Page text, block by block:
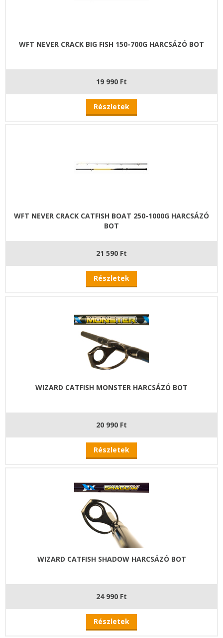
WFT NEVER CRACK BIG FISH 150-700G HARCSÁZÓ BOT
19 990 Ft
Részletek
WFT NEVER CRACK CATFISH BOAT 250-1000G HARCSÁZÓ
BOT
21 590 Ft
Részletek
WIZARD CATFISH MONSTER HARCSÁZÓ BOT
20 990 Ft
Részletek
WIZARD CATFISH SHADOW HARCSÁZÓ BOT
24 990 Ft
Részletek